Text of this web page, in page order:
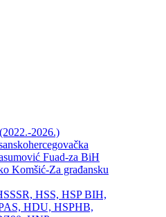
2026.)
Fuad-za BiH
Komšić-Za građansku
HSS, HSP BIH,
HDU, HSPHB,